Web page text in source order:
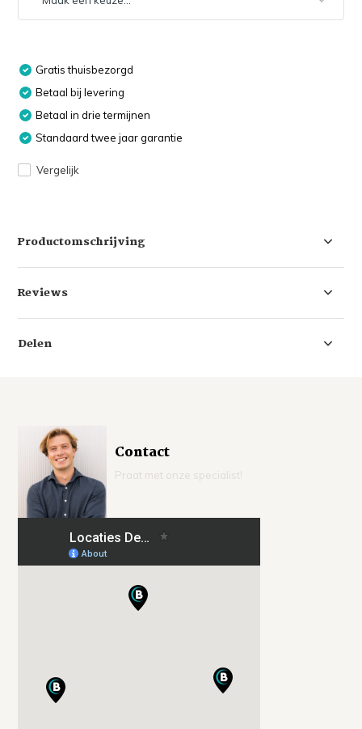
Gratis thuisbezorgd
Betaal bij levering
Betaal in drie termijnen
Standaard twee jaar garantie
Vergelijk
Productomschrijving
Reviews
Delen
Contact
Praat met onze specialist!